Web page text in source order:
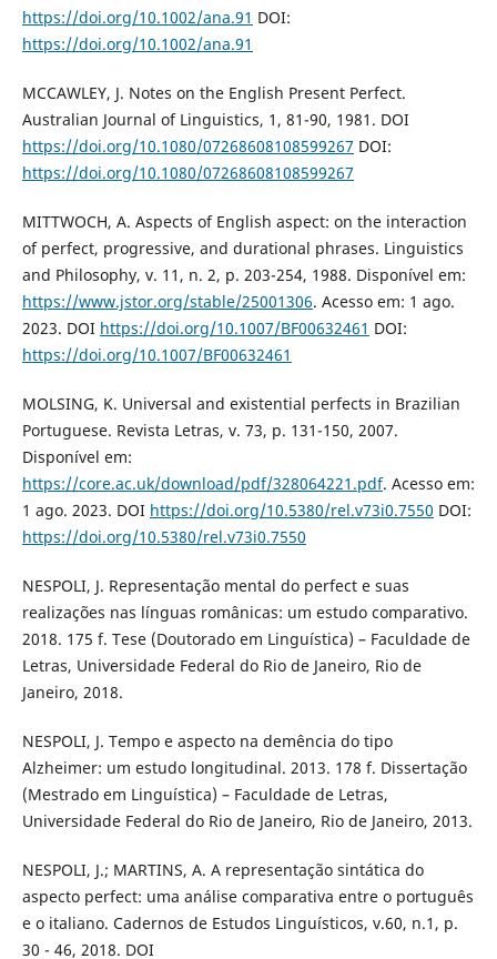
https://doi.org/10.1002/ana.91 DOI:
https://doi.org/10.1002/ana.91
MCCAWLEY, J. Notes on the English Present Perfect.
Australian Journal of Linguistics, 1, 81-90, 1981. DOI
https://doi.org/10.1080/07268608108599267 DOI:
https://doi.org/10.1080/07268608108599267
MITTWOCH, A. Aspects of English aspect: on the interaction
of perfect, progressive, and durational phrases. Linguistics
and Philosophy, v. 11, n. 2, p. 203-254, 1988. Disponível em:
https://www.jstor.org/stable/25001306. Acesso em: 1 ago.
2023. DOI https://doi.org/10.1007/BF00632461 DOI:
https://doi.org/10.1007/BF00632461
MOLSING, K. Universal and existential perfects in Brazilian
Portuguese. Revista Letras, v. 73, p. 131-150, 2007.
Disponível em:
https://core.ac.uk/download/pdf/328064221.pdf. Acesso em:
1 ago. 2023. DOI https://doi.org/10.5380/rel.v73i0.7550 DOI:
https://doi.org/10.5380/rel.v73i0.7550
NESPOLI, J. Representação mental do perfect e suas
realizações nas línguas românicas: um estudo comparativo.
2018. 175 f. Tese (Doutorado em Linguística) – Faculdade de
Letras, Universidade Federal do Rio de Janeiro, Rio de
Janeiro, 2018.
NESPOLI, J. Tempo e aspecto na demência do tipo
Alzheimer: um estudo longitudinal. 2013. 178 f. Dissertação
(Mestrado em Linguística) – Faculdade de Letras,
Universidade Federal do Rio de Janeiro, Rio de Janeiro, 2013.
NESPOLI, J.; MARTINS, A. A representação sintática do
aspecto perfect: uma análise comparativa entre o português
e o italiano. Cadernos de Estudos Linguísticos, v.60, n.1, p.
30 - 46, 2018. DOI